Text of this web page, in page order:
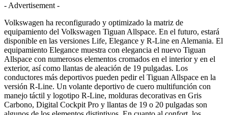
- Advertisement -
Volkswagen ha reconfigurado y optimizado la matriz de
equipamiento del Volkswagen Tiguan Allspace. En el futuro, estará
disponible en las versiones Life, Elegance y R-Line en Alemania. El
equipamiento Elegance muestra con elegancia el nuevo Tiguan
Allspace con numerosos elementos cromados en el interior y en el
exterior, así como llantas de aleación de 19 pulgadas. Los
conductores más deportivos pueden pedir el Tiguan Allspace en la
versión R-Line. Un volante deportivo de cuero multifunción con
manejo táctil y logotipo R-Line, molduras decorativas en Gris
Carbono, Digital Cockpit Pro y llantas de 19 o 20 pulgadas son